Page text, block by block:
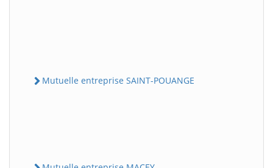
Mutuelle entreprise SAINT-POUANGE